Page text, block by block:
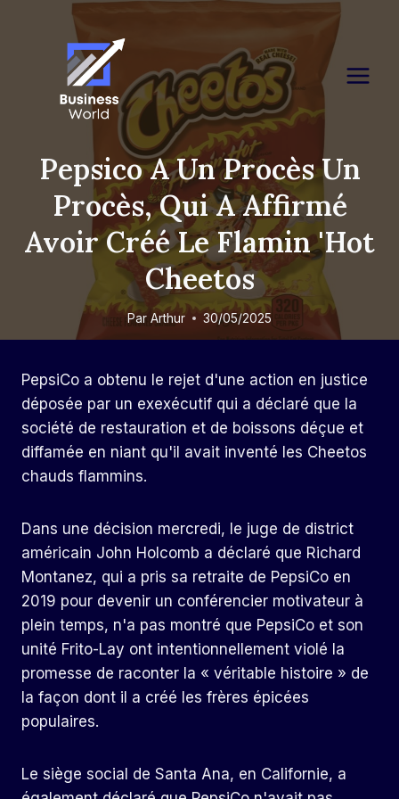
Pepsico A Un Procès Un
Procès, Qui A Affirmé
Avoir Créé Le Flamin 'Hot
Cheetos
Par Arthur 30/05/2025
PepsiCo a obtenu le rejet d'une action en justice
déposée par un exexécutif qui a déclaré que la
société de restauration et de boissons déçue et
diffamée en niant qu'il avait inventé les Cheetos
chauds flammins.
Dans une décision mercredi, le juge de district
américain John Holcomb a déclaré que Richard
Montanez, qui a pris sa retraite de PepsiCo en
2019 pour devenir un conférencier motivateur à
plein temps, n'a pas montré que PepsiCo et son
unité Frito-Lay ont intentionnellement violé la
promesse de raconter la « véritable histoire » de
la façon dont il a créé les frères épicées
populaires.
Le siège social de Santa Ana, en Californie, a